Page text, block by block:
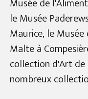
le Musée
Maurice, le
Malte à
collection d'Art de
nombreux